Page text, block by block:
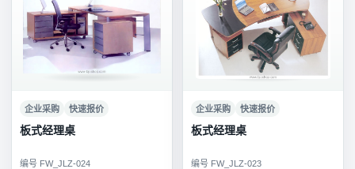
企业采购 快速报价
板式经理桌
编号 FW_JLZ-024
企业采购 快速报价
板式经理桌
编号 FW_JLZ-023